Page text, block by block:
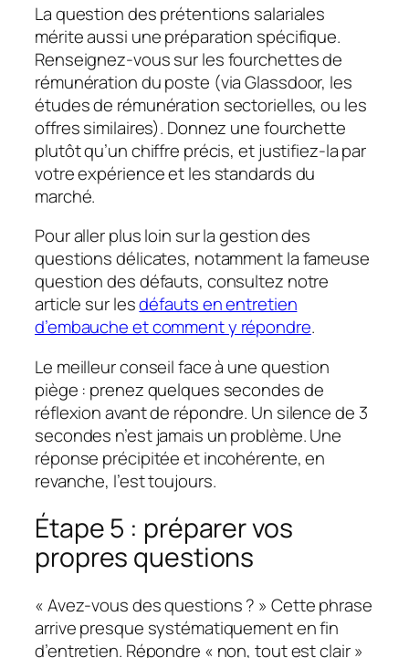
La question des prétentions salariales
mérite aussi une préparation spécifique.
Renseignez-vous sur les fourchettes de
rémunération du poste (via Glassdoor, les
études de rémunération sectorielles, ou les
offres similaires). Donnez une fourchette
plutôt qu’un chiffre précis, et justifiez-la par
votre expérience et les standards du
marché.
Pour aller plus loin sur la gestion des
questions délicates, notamment la fameuse
question des défauts, consultez notre
article sur lesdéfauts en entretien
d’embauche et comment y répondre.
Le meilleur conseil face à une question
piège : prenez quelques secondes de
réflexion avant de répondre. Un silence de 3
secondes n’est jamais un problème. Une
réponse précipitée et incohérente, en
revanche, l’est toujours.
Étape 5 : préparer vos
propres questions
« Avez-vous des questions ? » Cette phrase
arrive presque systématiquement en fin
d’entretien. Répondre « non, tout est clair »